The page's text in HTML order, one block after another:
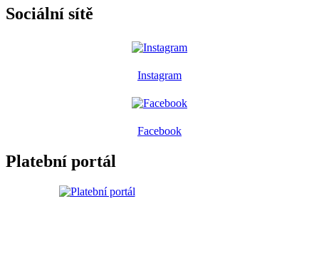
Sociální sítě
Instagram
Facebook
Platební portál